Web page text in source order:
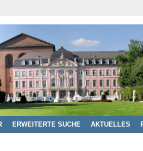
ERWEITERTE SUCHE AKTUELLES